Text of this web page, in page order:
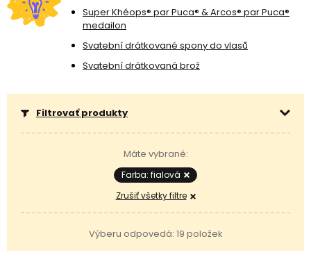
perly budú vyzerať skvele, či už ich použijete samostatne alebo v
kombinácii s ďalšímikorálikmi.
Super Khéops® par Puca® & Arcos® par Puca®
medailon
Svatební drátkované spony do vlasů
Svatební drátkovaná brož
Filtrovať produkty
Máte vybrané:
Farba: fialová
Zrušiť všetky filtre
Výberu odpovedá: 19 položek